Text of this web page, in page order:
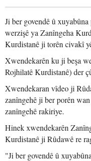
Ji ber govendê û
werzişê ya Zanîngeha
Kurdistanê ji torên civakî
Xwendekarên ku ji beşa
Rojhilatê Kurdistanê) der
Xwendekaran vîdeo ji
zanîngehê ji ber porên
zanîngehê rakiriye.
Hinek xwendekarên
Kurdistanê ji Rûdawê re
"Ji ber govendê û